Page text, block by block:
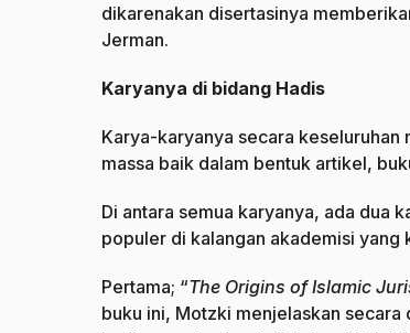
dikarenakan disertasinya
Jerman.
Karyanya di bidang Hadis
Karya-karyanya secara keseluruhan
massa baik dalam bentuk artikel,
Di antara semua karyanya, ada dua
populer di kalangan akademisi yang
Pertama; “The Origins of Islamic
buku ini, Motzki menjelaskan